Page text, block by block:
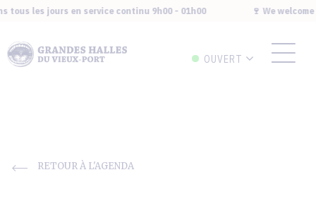
tous les jours en service continu 9h00 - 01h00 🍷 We
OUVERT
RETOUR À L'AGENDA